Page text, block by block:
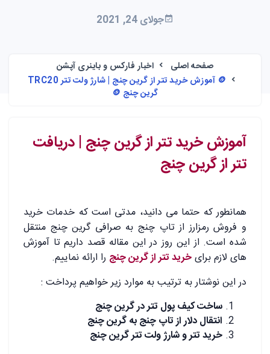
جولای 24, 2021
صفحه اصلی
اخبار فارکس و باینری آپشن
🪙 آموزش خرید تتر از گرین چنج | شارژ ولت تتر TRC20
گرین چنج 🪙
آموزشخریدتتر از گرین چنج | دریافت
تتر از گرین چنج
همانطور که حتما می دانید، مدتی است که خدمات خرید
و فروش رمزارز از تاپ چنج به صرافی گرین چنج منتقل
شده است. از این روز در این مقاله قصد داریم تا آموزش
های لازم برایخرید تتر از گرین چنج را ارائه نماییم.
در این نوشتار به ترتیب به موارد زیر خواهیم پرداخت :
ساخت کیف پول تتر در گرین چنج
انتقال دلار از تاپ چنج به گرین چنج
خرید تتر و شارژ ولت تتر گرین چنج